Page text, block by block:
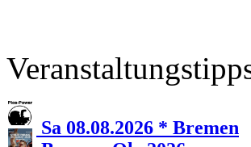
Sa 08.08.2026 * Bremen